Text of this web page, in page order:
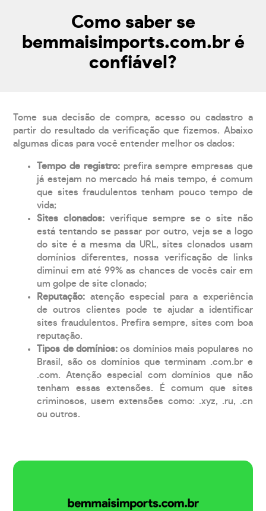
Como saber se
bemmaisimports.com.br é
confiável?
Tome sua decisão de compra, acesso ou cadastro a
partir do resultado da verificação que fizemos. Abaixo
algumas dicas para você entender melhor os dados:
Tempo de registro: prefira sempre empresas que
já estejam no mercado há mais tempo, é comum
que sites fraudulentos tenham pouco tempo de
vida;
Sites clonados: verifique sempre se o site não
está tentando se passar por outro, veja se a logo
do site é a mesma da URL, sites clonados usam
domínios diferentes, nossa verificação de links
diminui em até 99% as chances de vocês cair em
um golpe de site clonado;
Reputação: atenção especial para a experiência
de outros clientes pode te ajudar a identificar
sites fraudulentos. Prefira sempre, sites com boa
reputação.
Tipos de domínios:os domínios mais populares no
Brasil, são os domínios que terminam .com.br e
.com. Atenção especial com domínios que não
tenham essas extensões. É comum que sites
criminosos, usem extensões como: .xyz, .ru, .cn
ou outros.